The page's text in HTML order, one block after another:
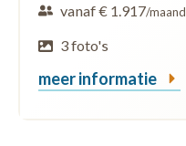
vanaf € 1.917/maand
3 foto's
meer informatie